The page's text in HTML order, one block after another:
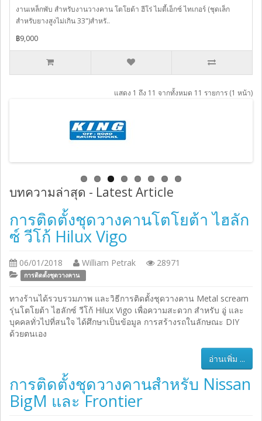
งานเหล็กพับ สำหรับงานวางคาน โตโยต้า ฮีโร่ ไมตี้เอ็กซ์ ไทเกอร์ (ชุดเล็ก
สำหรับยางสูงไม่เกิน 33")สำหรั..
฿9,000
แสดง 1 ถึง 11 จากทั้งหมด 11 รายการ (1 หน้า)
บทความล่าสุด - Latest Article
การติดตั้งชุดวางคานโตโยต้า ไฮลัก
ซ์ วีโก้ Hilux Vigo
06/01/2018 William Petrak 28971
การติดตั้งชุดวางคาน
ทางร้านได้รวบรวมภาพ และวิธีการติดตั้งชุดวางคาน Metal scream
รุ่นโตโยต้า ไฮลักซ์ วีโก้ Hilux Vigo เพื่อความสะดวก สำหรับ อู่ และ
บุคคลทั่วไปที่สนใจ ได้ศึกษาเป็นข้อมูล การสร้างรถในลักษณะ DIY
ด้วยตนเอง
อ่านเพิ่ม ...
การติดตั้งชุดวางคานสำหรับ Nissan
BigM และ Frontier